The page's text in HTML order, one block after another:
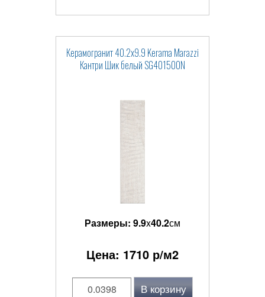
Керамогранит 40.2x9.9 Kerama Marazzi
Кантри Шик белый SG401500N
Размеры: 9.9x40.2см
Цена: 1710 р/м2
В корзину